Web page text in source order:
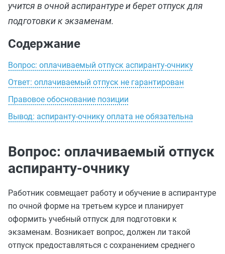
учится в очной аспирантуре и берет отпуск для
подготовки к экзаменам.
Содержание
Вопрос: оплачиваемый отпуск аспиранту‑очнику
Ответ: оплачиваемый отпуск не гарантирован
Правовое обоснование позиции
Вывод: аспиранту‑очнику оплата не обязательна
Вопрос: оплачиваемый отпуск
аспиранту‑очнику
Работник совмещает работу и обучение в аспирантуре
по очной форме на третьем курсе и планирует
оформить учебный отпуск для подготовки к
экзаменам. Возникает вопрос, должен ли такой
отпуск предоставляться с сохранением среднего